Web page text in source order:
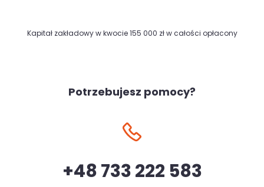
Kapitał zakładowy w kwocie 155 000 zł w całości opłacony
Potrzebujesz pomocy?
+48 733 222 583